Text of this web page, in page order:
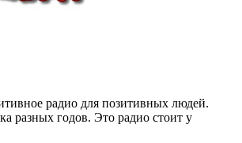
радио для позитивных людей.
разных годов. Это радио стоит у